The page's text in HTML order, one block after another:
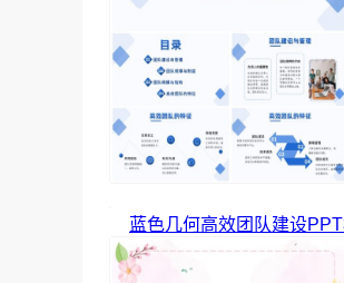
蓝色几何高效团队建设